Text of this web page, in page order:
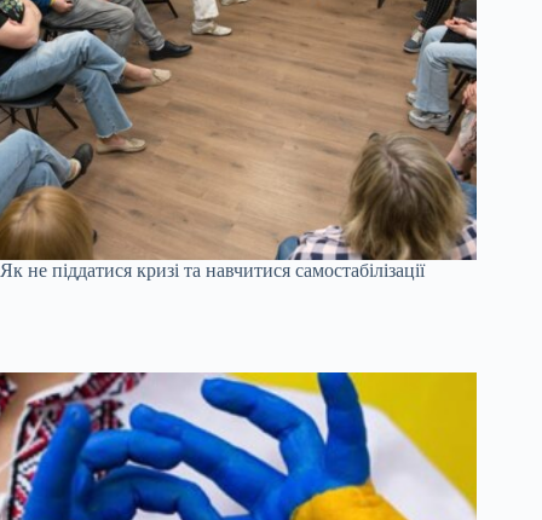
Як не піддатися кризі та навчитися самостабілізації